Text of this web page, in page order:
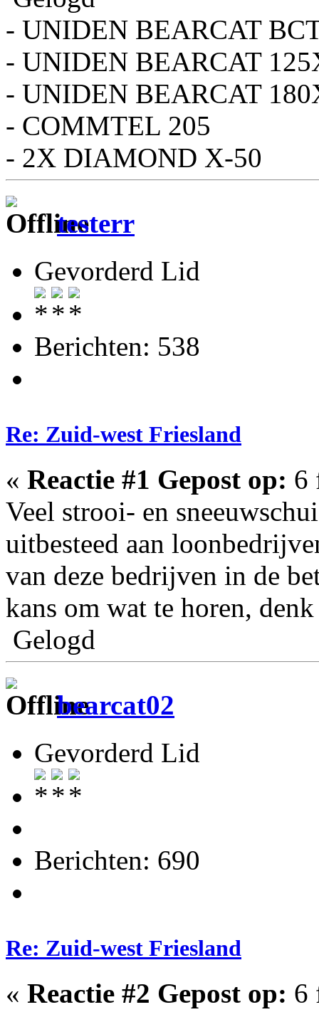
- UNIDEN BEARCAT
- UNIDEN BEARCAT
- UNIDEN BEARCAT
- COMMTEL 205
- 2X DIAMOND X-50
testerr
Gevorderd Lid
Berichten: 538
Re: Zuid-west Friesland
« Reactie #1 Gepost op: 6
Veel strooi- en
uitbesteed aan
van deze bedrijven in de
kans om wat te horen,
Gelogd
bearcat02
Gevorderd Lid
Berichten: 690
Re: Zuid-west Friesland
« Reactie #2 Gepost op: 6